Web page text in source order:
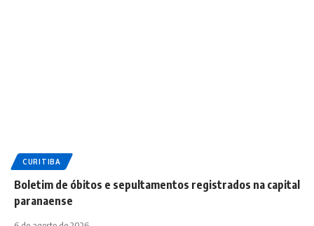
CURITIBA
Boletim de óbitos e sepultamentos registrados na capital
paranaense